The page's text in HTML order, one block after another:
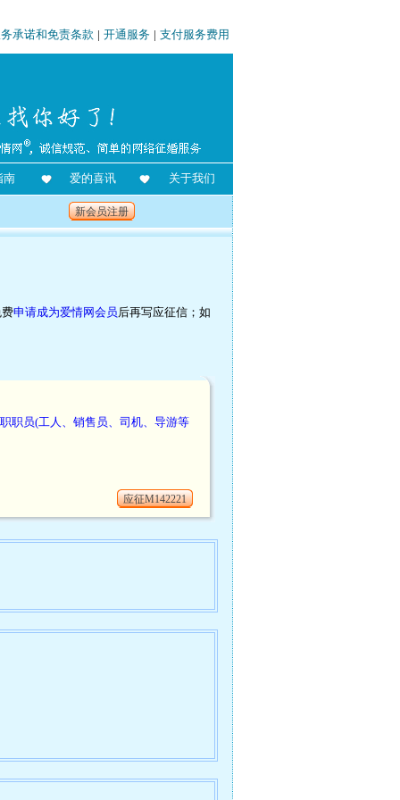
承诺和免责条款 | 开通服务 | 支付服务费用
南 爱的喜讯 关于我们
新会员注册
申请成为爱情网会员后再写应征信；如
职员(工人、销售员、司机、导游等
应征M142221